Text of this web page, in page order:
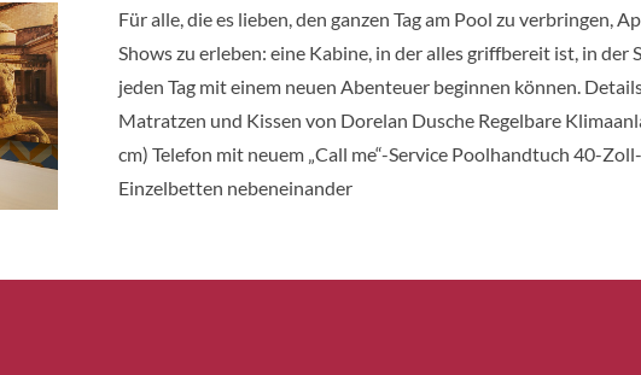
Terrasse mit
Meerblick-[T2]
09 Aussenkabine
Balkonkabine-
[B1]
05
Für alle, die es lieben, den ganzen Tag am Pool zu verbringen,
Shows zu erleben: eine Kabine, in der alles griffbereit ist, in
jeden Tag mit einem neuen Abenteuer beginnen können.
Matratzen und Kissen von Dorelan Dusche Regelbare
cm) Telefon mit neuem „Call me“-Service Poolhandtuch 40-
Einzelbetten nebeneinander